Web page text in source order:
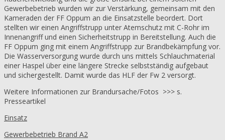
Gewerbebetrieb wurden wir zur Verstärkung, gemeinsam mit den
Kameraden der FF Oppum an die Einsatzstelle beordert. Dort
stellten wir einen Angriffstrupp unter Atemschutz mit C-Rohr im
Innenangriff und einen Sicherheitstrupp in Bereitstellung. Auch die
FF Oppum ging mit einem Angriffstrupp zur Brandbekämpfung vor.
Die Wasserversorgung wurde durch uns mittels Schlauchmaterial
einer Haspel über eine längere Strecke selbstständig aufgebaut
und sichergestellt. Damit wurde das HLF der Fw 2 versorgt.
Weitere Informationen zur Brandursache/Fotos >>> s.
Presseartikel
Einsatz
Gewerbebetrieb Brand A2